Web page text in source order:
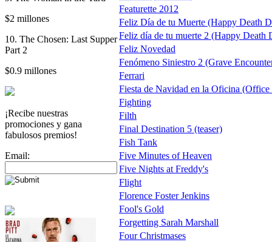
$2 millones
10. The Chosen: Last Supper
Part 2
$0.9 millones
¡Recibe nuestras
promociones y gana
fabulosos premios!
Email:
Featurette 2012
Feliz Día de tu Muerte (Happy Death
Feliz día de tu muerte 2 (Happy Death
Feliz Novedad
Fenómeno Siniestro 2 (Grave
Ferrari
Fiesta de Navidad en la Oficina (Office
Fighting
Filth
Final Destination 5 (teaser)
Fish Tank
Five Minutes of Heaven
Five Nights at Freddy's
Flight
Florence Foster Jenkins
Fool's Gold
Forgetting Sarah Marshall
Four Christmases